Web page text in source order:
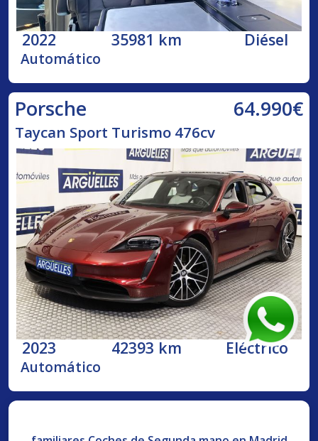
2022 35981 km Diésel
Automático
Porsche 64.990€
Taycan Sport Turismo 476cv
2023 42393 km Eléctrico
Automático